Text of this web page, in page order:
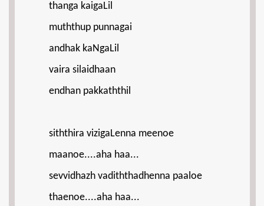
thanga kaigaLil
muththup punnagai
andhak kaNgaLil
vaira silaidhaan
endhan pakkaththil
siththira vizigaLenna meenoe
maanoe....aha haa...
sevvidhazh vadiththadhenna paaloe
thaenoe....aha haa...